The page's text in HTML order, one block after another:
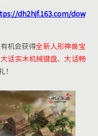
dh2hjf.163.com/dow
机会获得全新人形神兽宝
话实木机械键盘、 大话畅
！